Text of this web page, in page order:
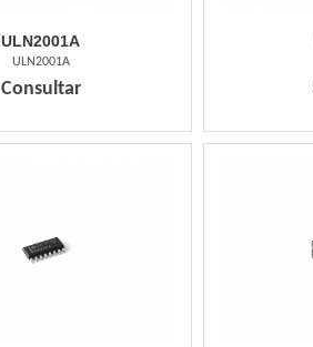
ULN2001A
ULN2001A
Consultar